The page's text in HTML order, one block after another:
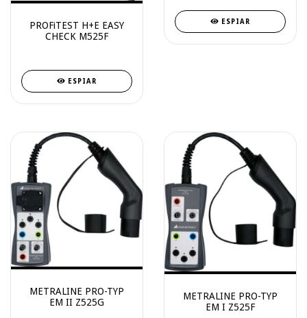
PROFiTEST H+E EASY
CHECK M525F
ESPIAR
ESPIAR
METRALINE PRO-TYP
EM II Z525G
METRALINE PRO-TYP
EM I Z525F